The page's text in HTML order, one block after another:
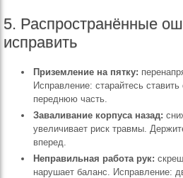
5. Распространённые
исправить
Приземление на пятку:
Исправление: старайтесь
переднюю часть.
Заваливание корпуса назад:
увеличивает риск травмы.
вперед.
Неправильная работа рук:
нарушает баланс. Исправление: